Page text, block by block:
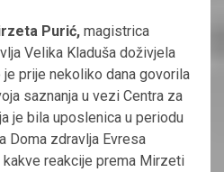
Purić, magistrica
Velika Kladuša doživjela
prije nekoliko dana govorila
saznanja u vezi Centra za
je bila uposlenica u periodu
Doma zdravlja Evresa
reakcije prema Mirzeti